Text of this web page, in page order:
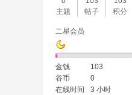
主题
帖子
积分
二星会员
金钱
103
谷币
0
在线时间
3 小时